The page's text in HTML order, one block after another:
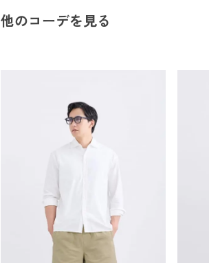
他のコーデを見る